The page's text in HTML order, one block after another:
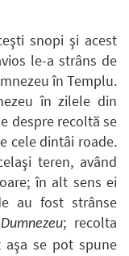
snopi şi acest
le-a strâns de
în Templu.
în zilele din
despre recoltă se
cele dintâi roade.
teren, având
în alt sens ei
au fost strânse
; recolta
aşa se pot spune